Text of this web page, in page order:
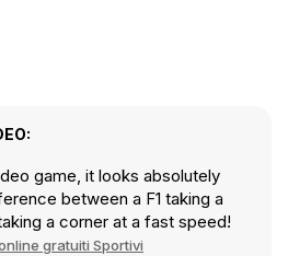
game, it looks absolutely
between a F1 taking a
a corner at a fast speed!
gratuiti Sportivi